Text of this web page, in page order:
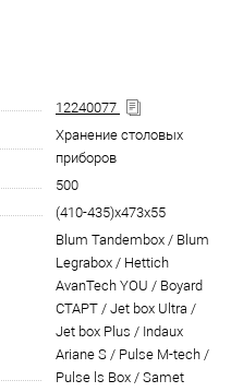
12240077
Хранение столовых
приборов
500
(410-435)x473x55
Blum Tandembox / Blum
Legrabox / Hettich
AvanTech YOU / Boyard
СТАРТ / Jet box Ultra /
Jet box Plus / Indaux
Ariane S / Pulse M-tech /
Pulse ls Box / Samet